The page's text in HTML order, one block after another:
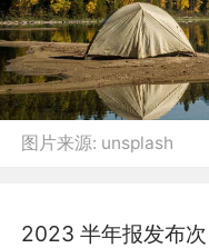
图片来源: unsplash
2023 半年报发布